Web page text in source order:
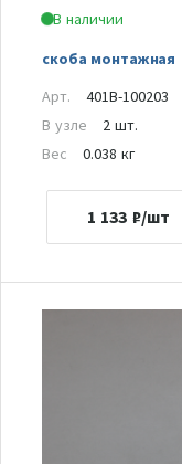
В наличии
скоба монтажная
Арт.
401B-100203
В узле
2 шт.
Вес
0.038 кг
1 133 ₽/шт